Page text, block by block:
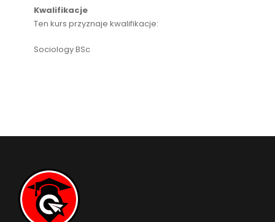
Kwalifikacje
Ten kurs przyznaje kwalifikacje:
Sociology BSc